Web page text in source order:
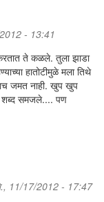
- 13:41
ते कळले. तुला झाडा
हातोटीमुळे मला तिथे
जमत नाही. खुप खुप
शब्द समजले.... पण
11/17/2012 - 17:47